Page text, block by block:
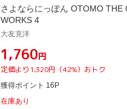
さよならにっぽん OTOMO THE
WORKS 4
大友克洋
¥1,760円
定価より1,320円（42%）おトク
獲得ポイント 16P
在庫あり